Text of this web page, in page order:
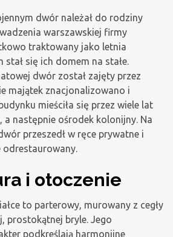
dwór należał do rodziny
warszawskiej firmy
traktowany jako letnia
stał się ich domem na stałe.
dwór został zajęty przez
majątek znacjonalizowano i
mieściła się przez wiele lat
a następnie ośrodek kolonijny. Na
przeszedł w ręce prywatne i
odrestaurowany.
i otoczenie
to parterowy, murowany z cegły
prostokątnej bryle. Jego
podkreślają harmonijne